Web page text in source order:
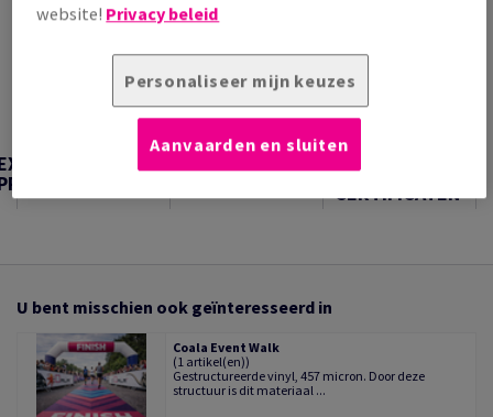
Artikel snijden
TECHNISCHE
INFORMATIE &
CERTIFICATEN
U bent misschien ook geïnteresseerd in
Coala Event Walk
(1 artikel(en))
Gestructureerde vinyl, 457 micron. Door deze
structuur is dit materiaal ...
website! Privacy beleid
Personaliseer mijn keuzes
Aanvaarden en sluiten